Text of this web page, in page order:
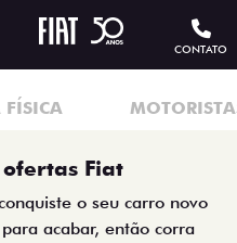
CONTATO
FÍSICA
Fiat
o seu carro novo
acabar, então corra